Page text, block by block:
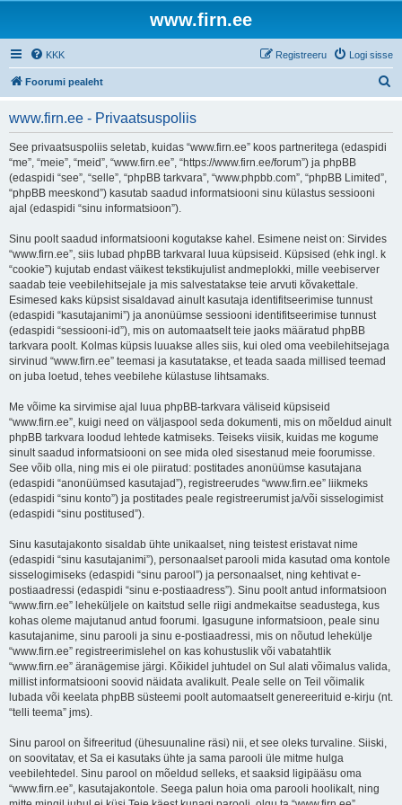
www.firn.ee
KKK Logi sisse
Registreeru
Foorumi pealeht
www.firn.ee - Privaatsuspoliis
See privaatsuspoliis seletab, kuidas “www.firn.ee” koos partneritega (edaspidi
“me”, “meie”, “meid”, “www.firn.ee”, “https://www.firn.ee/forum”) ja phpBB
(edaspidi “see”, “selle”, “phpBB tarkvara”, “www.phpbb.com”, “phpBB Limited”,
“phpBB meeskond”) kasutab saadud informatsiooni sinu külastus sessiooni
ajal (edaspidi “sinu informatsioon”).
Sinu poolt saadud informatsiooni kogutakse kahel. Esimene neist on: Sirvides
“www.firn.ee”, siis lubad phpBB tarkvaral luua küpsiseid. Küpsised (ehk ingl. k
“cookie”) kujutab endast väikest tekstikujulist andmeplokki, mille veebiserver
saadab teie veebilehitsejale ja mis salvestatakse teie arvuti kõvakettale.
Esimesed kaks küpsist sisaldavad ainult kasutaja identifitseerimise tunnust
(edaspidi “kasutajanimi”) ja anonüümse sessiooni identifitseerimise tunnust
(edaspidi “sessiooni-id”), mis on automaatselt teie jaoks määratud phpBB
tarkvara poolt. Kolmas küpsis luuakse alles siis, kui oled oma veebilehitsejaga
sirvinud “www.firn.ee” teemasi ja kasutatakse, et teada saada millised teemad
on juba loetud, tehes veebilehe külastuse lihtsamaks.
Me võime ka sirvimise ajal luua phpBB-tarkvara väliseid küpsiseid
“www.firn.ee”, kuigi need on väljaspool seda dokumenti, mis on mõeldud ainult
phpBB tarkvara loodud lehtede katmiseks. Teiseks viisik, kuidas me kogume
sinult saadud informatsiooni on see mida oled sisestanud meie foorumisse.
See võib olla, ning mis ei ole piiratud: postitades anonüümse kasutajana
(edaspidi “anonüümsed kasutajad”), registreerudes “www.firn.ee” liikmeks
(edaspidi “sinu konto”) ja postitades peale registreerumist ja/või sisselogimist
(edaspidi “sinu postitused”).
Sinu kasutajakonto sisaldab ühte unikaalset, ning teistest eristavat nime
(edaspidi “sinu kasutajanimi”), personaalset parooli mida kasutad oma kontole
sisselogimiseks (edaspidi “sinu parool”) ja personaalset, ning kehtivat e-
postiaadressi (edaspidi “sinu e-postiaadress”). Sinu poolt antud informatsioon
“www.firn.ee” leheküljele on kaitstud selle riigi andmekaitse seadustega, kus
kohas oleme majutanud antud foorumi. Igasugune informatsioon, peale sinu
kasutajanime, sinu parooli ja sinu e-postiaadressi, mis on nõutud lehekülje
“www.firn.ee” registreerimislehel on kas kohustuslik või vabatahtlik
“www.firn.ee” äranägemise järgi. Kõikidel juhtudel on Sul alati võimalus valida,
millist informatsiooni soovid näidata avalikult. Peale selle on Teil võimalik
lubada või keelata phpBB süsteemi poolt automaatselt genereerituid e-kirju (nt.
“telli teema” jms).
Sinu parool on šifreeritud (ühesuunaline räsi) nii, et see oleks turvaline. Siiski,
on soovitatav, et Sa ei kasutaks ühte ja sama parooli üle mitme hulga
veebilehtedel. Sinu parool on mõeldud selleks, et saaksid ligipääsu oma
“www.firn.ee”, kasutajakontole. Seega palun hoia oma parooli hoolikalt, ning